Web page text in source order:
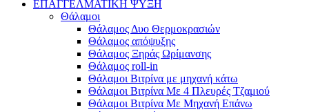
ΕΠΑΓΓΕΛΜΑΤΙΚΗ ΨΥΞΗ
Θάλαμοι
Θάλαμος Δυο Θερμοκρασιών
Θάλαμος απόψυξης
Θάλαμος Ξηράς Ωρίμανσης
Θάλαμος roll-in
Θάλαμοι Βιτρίνα με μηχανή κάτω
Θάλαμοι Βιτρίνα Με 4 Πλευρές Τζαμιού
Θάλαμοι Βιτρίνα Με Μηχανή Επάνω